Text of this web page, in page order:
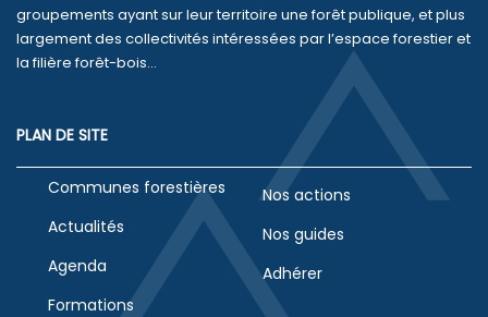
groupements ayant sur leur territoire une forêt publique, et plus
largement des collectivités intéressées par l’espace forestier et
la filière forêt-bois...
PLAN DE SITE
Communes forestières
Actualités
Agenda
Formations
Nos actions
Nos guides
Adhérer